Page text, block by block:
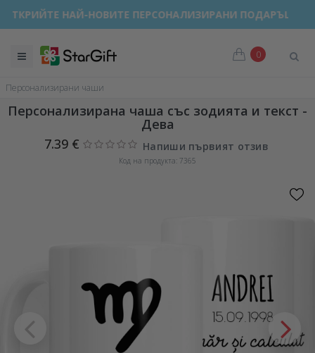
НАЙ-НОВИТЕ ПЕРСОНАЛИЗИРАНИ ПОДАРЪЦИ!
0
Персонализирани чаши
Персонализирана чаша със зодията и текст -
Дева
7.39 €
Напиши първият отзив
Код на продукта: 7365